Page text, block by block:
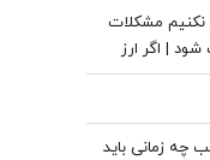
نکنیم مشکلات
| اگر ارز
قطعی بود
چه زمانی باید